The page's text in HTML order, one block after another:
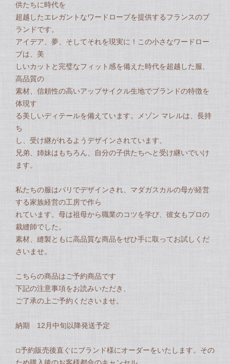
供たちに時代を
超越したエレガントなワードローブを提供するフランスのブ
ランドです。
アイデア、夢、そしてそれを現実に！この小さなワードロー
ブは、美
しいカットと完璧なフィット感を備えた時代を超越した服、
高品質の
素材、信頼性の高いアップサイクル生地でブランドの特徴を
体現す
る美しいディテールを備えています。メゾン マレルは、長持
ち
し、受け継がれるようデザインされています。
兄弟、姉妹はもちろん、自分の子供たちへと受け継いでいけ
ます。
私たちの服はパリでデザインされ、マダガスカルの母が経営
する家族経営の工房で作ら
れています。母は祖母から職業のコツを学び、彼女もプロの
裁縫師でした。
素材、縫製ともに高品質な商品をぜひ手に取ってお試しくだ
さいませ。
こちらの商品はご予約商品です
下記の注意事項をお読みいただき、
ご了承の上ご予約くださいませ。
納期 12月中旬以降発送予定
◽︎予約販売後直ぐにブランド様にオーダーをいたします。その